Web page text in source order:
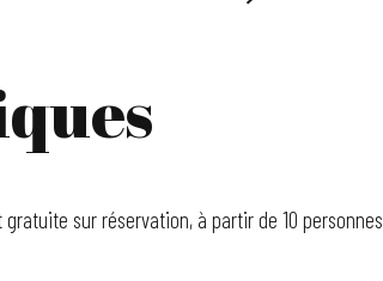
sur réservation, à partir de 10 personnes